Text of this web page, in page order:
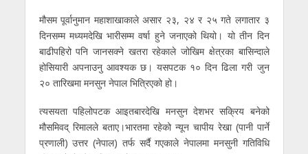
मौसम पूर्वानुमान महाशाखाकाले असार २३, २४ र २५ गते लगातार ३
दिनसम्म मध्यमदेखि भारीसम्म वर्षा हुने जनाएको थियो। यो तीन दिन
बाढीपहिरो पनि जानसक्ने खतरा रहेकाले जोखिम क्षेत्रका बासिन्दाले
होसियारी अपनाउनु आवश्यक छ। यसपटक १० दिन ढिला गरी जुन
२० तारिखमा मनसुन नेपाल भित्रिएको हो।
त्यसयता पहिलोपटक आइतबारदेखि मनसुन देशभर सक्रिय बनेको
मौसमिवद् रिमालले बताए।भारतमा रहेको न्यून चापीय रेखा (पानी पार्ने
प्रणाली) उत्तर (नेपाल) तर्फ सर्दै गएकाले नेपालमा मनसुनी गतिविधि